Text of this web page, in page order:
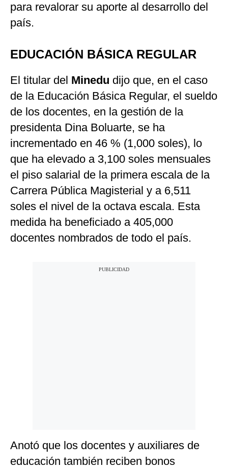
para revalorar su aporte al desarrollo del
país.
EDUCACIÓN BÁSICA REGULAR
El titular del Minedu dijo que, en el caso
de la Educación Básica Regular, el sueldo
de los docentes, en la gestión de la
presidenta Dina Boluarte, se ha
incrementado en 46 % (1,000 soles), lo
que ha elevado a 3,100 soles mensuales
el piso salarial de la primera escala de la
Carrera Pública Magisterial y a 6,511
soles el nivel de la octava escala. Esta
medida ha beneficiado a 405,000
docentes nombrados de todo el país.
Anotó que los docentes y auxiliares de
educación también reciben bonos